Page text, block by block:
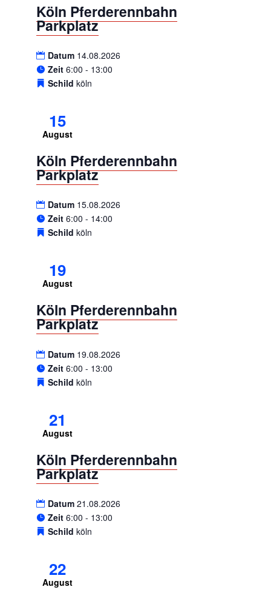
Köln Pferderennbahn
Parkplatz
Datum 14.08.2026
Zeit 6:00 - 13:00
Schild köln
15
August
Köln Pferderennbahn
Parkplatz
Datum 15.08.2026
Zeit 6:00 - 14:00
Schild köln
19
August
Köln Pferderennbahn
Parkplatz
Datum 19.08.2026
Zeit 6:00 - 13:00
Schild köln
21
August
Köln Pferderennbahn
Parkplatz
Datum 21.08.2026
Zeit 6:00 - 13:00
Schild köln
22
August